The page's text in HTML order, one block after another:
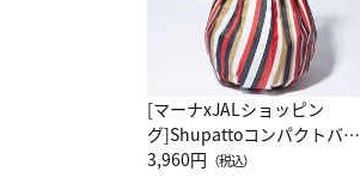
[マーナxJALショッピン
グ]Shupattoコンパクトバッ
グ Drop JAL客室乗務員
3,960円 （税込）